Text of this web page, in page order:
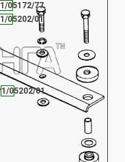
1/05202/01
1/05202/01
1/05172/77